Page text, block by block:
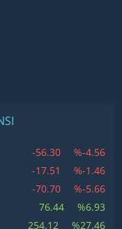
-56.30
%-4.56
-17.51
%-1.46
-70.70
%-5.66
76.44
%6.93
254.12
%27.46